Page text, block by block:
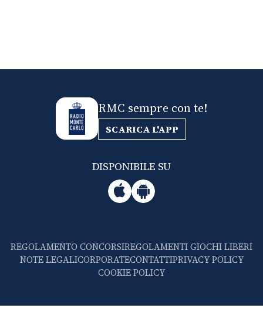
CONSIGLIA
RMC sempre con te!
SCARICA L'APP
DISPONIBILE SU
REGOLAMENTO CONCORSIREGOLAMENTI GIOCHI LIBERI
NOTE LEGALICORPORATECONTATTIPRIVACY POLICY
COOKIE POLICY